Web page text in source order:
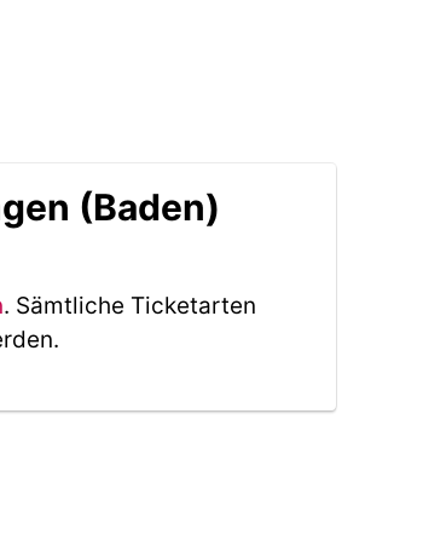
(Baden)
. Sämtliche Ticketarten